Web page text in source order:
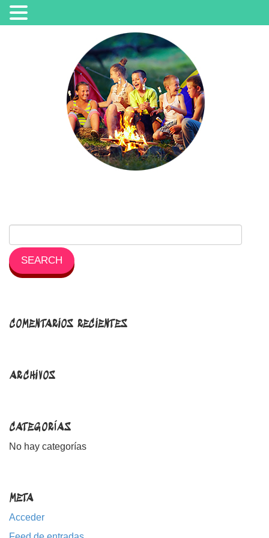
COMENTARIOS RECIENTES
ARCHIVOS
CATEGORÍAS
No hay categorías
META
Acceder